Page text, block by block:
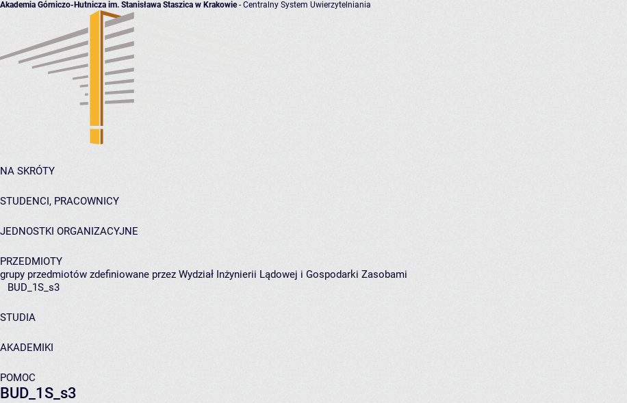
Akademia Górniczo-Hutnicza im. Stanisława Staszica w Krakowie- Centralny System Uwierzytelniania
NA SKRÓTY
STUDENCI, PRACOWNICY
JEDNOSTKI ORGANIZACYJNE
PRZEDMIOTY
grupy przedmiotów zdefiniowane przez Wydział Inżynierii Lądowej i Gospodarki Zasobami
BUD_1S_s3
STUDIA
AKADEMIKI
POMOC
BUD_1S_s3